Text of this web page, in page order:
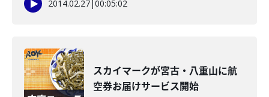
2014.02.27|00:05:02
スカイマークが宮古・八重山に航
空券お届けサービス開始